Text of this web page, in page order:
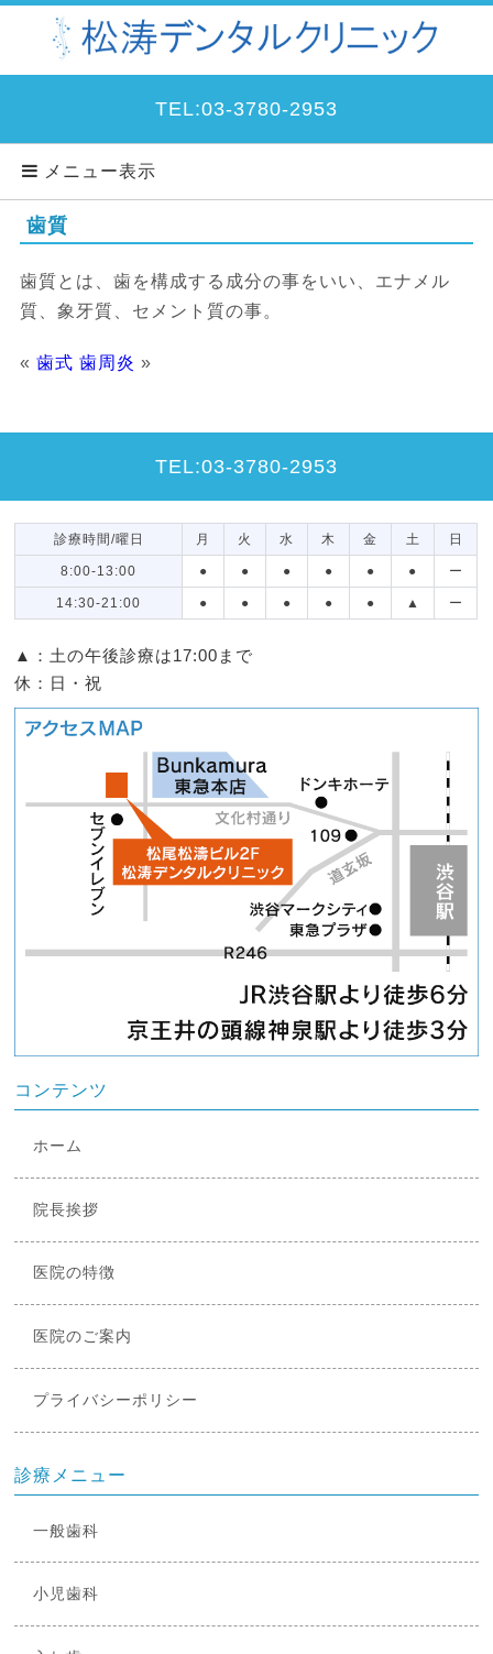
TEL:03-3780-2953
メニュー表示
歯質
歯質とは、歯を構成する成分の事をいい、エナメル
質、象牙質、セメント質の事。
« 歯式 歯周炎 »
TEL:03-3780-2953
診療時間/曜日 月 火 水 木 金 土 日
8:00-13:00 ● ● ● ● ● ● ー
14:30-21:00 ● ● ● ● ● ▲ ー
▲：土の午後診療は17:00まで
休：日・祝
コンテンツ
ホーム
院長挨拶
医院の特徴
医院のご案内
プライバシーポリシー
診療メニュー
一般歯科
小児歯科